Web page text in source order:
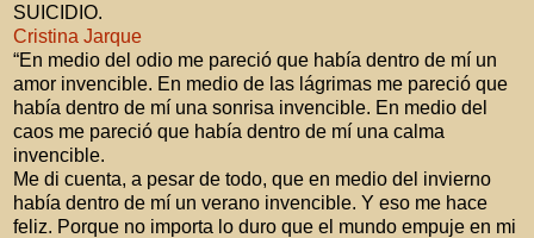
SUICIDIO.
Cristina Jarque
“En medio del odio me pareció que había dentro de mí un
amor invencible. En medio de las lágrimas me pareció que
había dentro de mí una sonrisa invencible. En medio del
caos me pareció que había dentro de mí una calma
invencible.
Me di cuenta, a pesar de todo, que en medio del invierno
había dentro de mí un verano invencible. Y eso me hace
feliz. Porque no importa lo duro que el mundo empuje en mi